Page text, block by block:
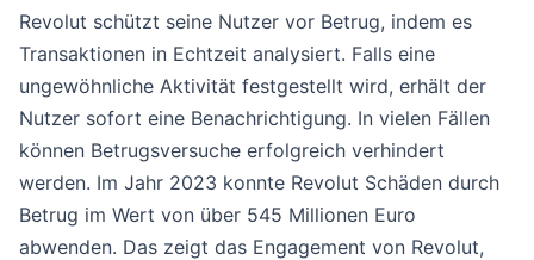
Revolut schützt seine Nutzer vor Betrug, indem es
Transaktionen in Echtzeit analysiert. Falls eine
ungewöhnliche Aktivität festgestellt wird, erhält der
Nutzer sofort eine Benachrichtigung. In vielen Fällen
können Betrugsversuche erfolgreich verhindert
werden. Im Jahr 2023 konnte Revolut Schäden durch
Betrug im Wert von über 545 Millionen Euro
abwenden. Das zeigt das Engagement von Revolut,